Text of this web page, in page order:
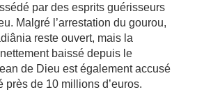
par des esprits guérisseurs
Malgré l’arrestation du gourou,
reste ouvert, mais la
baissé depuis le
de Dieu est également accusé
près de 10 millions d’euros.